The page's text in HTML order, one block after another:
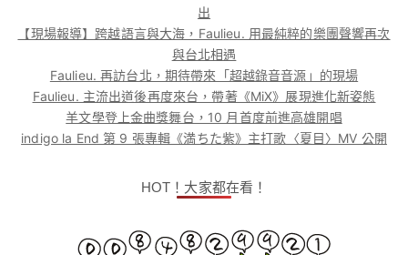
出
【現場報導】跨越語言與大海，Faulieu. 用最純粹的樂團聲響再次
與台北相遇
Faulieu. 再訪台北，期待帶來「超越錄音音源」的現場
Faulieu. 主流出道後再度來台，帶著《MiX》展現進化新姿態
羊文學登上金曲獎舞台，10 月首度前進高雄開唱
indigo la End 第 9 張專輯《満ちた紫》主打歌〈夏目〉MV 公開
HOT！大家都在看！